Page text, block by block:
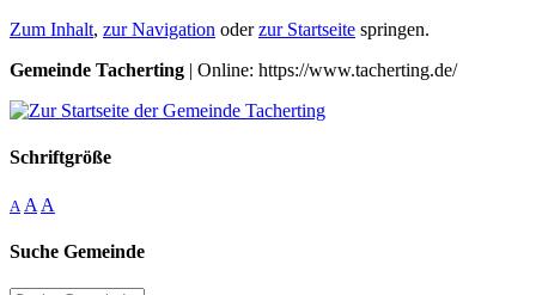
Zum Inhalt, zur Navigation oderzur Startseite springen.
Gemeinde Tacherting | Online: https://www.tacherting.de/
Schriftgröße
A A A
Suche Gemeinde